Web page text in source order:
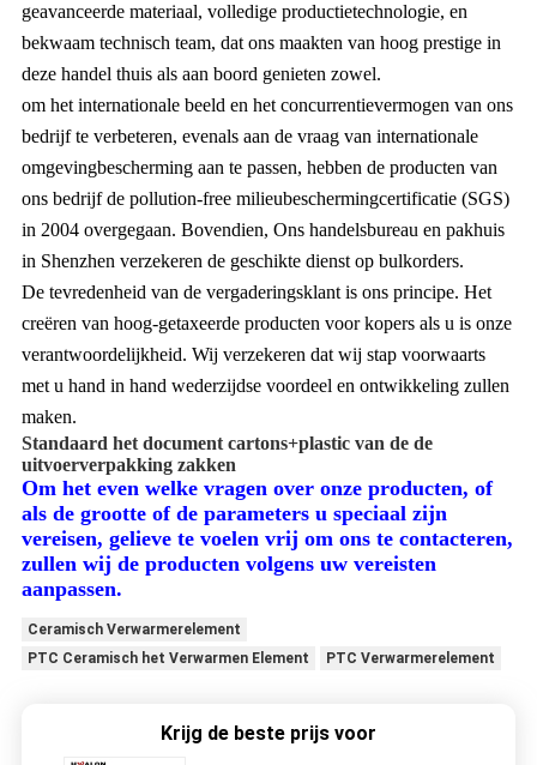
geavanceerde materiaal, volledige productietechnologie, en
bekwaam technisch team, dat ons maakten van hoog prestige in
deze handel thuis als aan boord genieten zowel.
om het internationale beeld en het concurrentievermogen van ons
bedrijf te verbeteren, evenals aan de vraag van internationale
omgevingbescherming aan te passen, hebben de producten van
ons bedrijf de pollution-free milieubeschermingcertificatie (SGS)
in 2004 overgegaan. Bovendien, Ons handelsbureau en pakhuis
in Shenzhen verzekeren de geschikte dienst op bulkorders.
De tevredenheid van de vergaderingsklant is ons principe. Het
creëren van hoog-getaxeerde producten voor kopers als u is onze
verantwoordelijkheid. Wij verzekeren dat wij stap voorwaarts
met u hand in hand wederzijdse voordeel en ontwikkeling zullen
maken.
Standaard het document cartons+plastic van de de
uitvoerverpakking zakken
Om het even welke vragen over onze producten, of
als de grootte of de parameters u speciaal zijn
vereisen, gelieve te voelen vrij om ons te contacteren,
zullen wij de producten volgens uw vereisten
aanpassen.
Ceramisch Verwarmerelement
PTC Ceramisch het Verwarmen Element
PTC Verwarmerelement
Krijg de beste prijs voor